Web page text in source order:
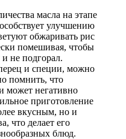
масла на этапе
улучшению
обжаривать рис
помешивая, чтобы
не подгорал.
и специи, можно
помнить, что
может негативно
приготовление
вкусным, но и
что делает его
блюд.